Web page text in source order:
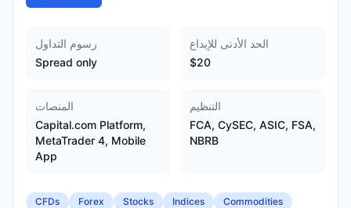
رسوم التداول
Spread only
الحد الأدنى للإيداع
$20
المنصات
Capital.com Platform,
MetaTrader 4, Mobile
App
التنظيم
FCA, CySEC, ASIC, FSA,
NBRB
CFDs Forex Stocks Indices
Commodities